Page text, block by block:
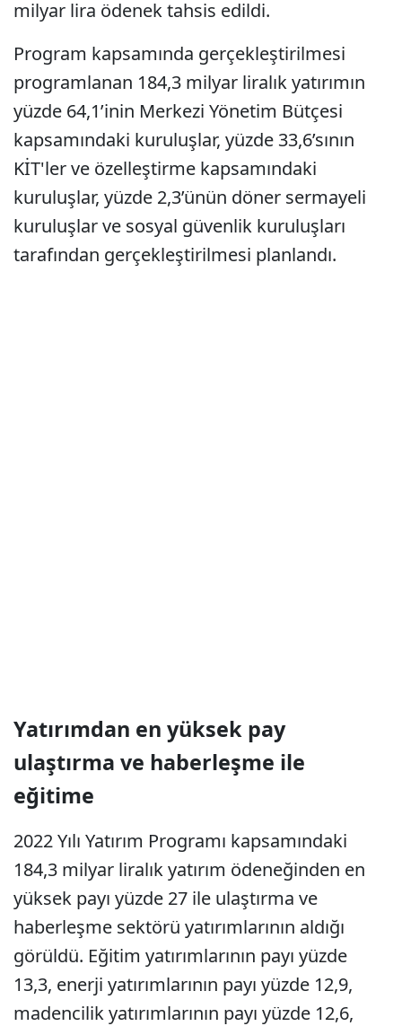
milyar lira ödenek tahsis edildi.
Program kapsamında gerçekleştirilmesi
programlanan 184,3 milyar liralık yatırımın
yüzde 64,1’inin Merkezi Yönetim Bütçesi
kapsamındaki kuruluşlar, yüzde 33,6’sının
KİT'ler ve özelleştirme kapsamındaki
kuruluşlar, yüzde 2,3’ünün döner sermayeli
kuruluşlar ve sosyal güvenlik kuruluşları
tarafından gerçekleştirilmesi planlandı.
Yatırımdan en yüksek pay
ulaştırma ve haberleşme ile
eğitime
2022 Yılı Yatırım Programı kapsamındaki
184,3 milyar liralık yatırım ödeneğinden en
yüksek payı yüzde 27 ile ulaştırma ve
haberleşme sektörü yatırımlarının aldığı
görüldü. Eğitim yatırımlarının payı yüzde
13,3, enerji yatırımlarının payı yüzde 12,9,
madencilik yatırımlarının payı yüzde 12,6,